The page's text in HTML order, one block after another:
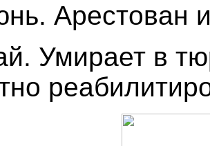
Арестован
Умирает в